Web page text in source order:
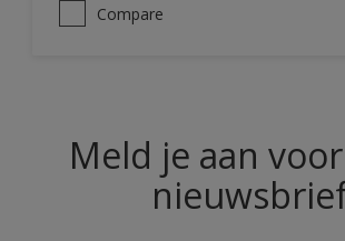
Compare
Meld je aan